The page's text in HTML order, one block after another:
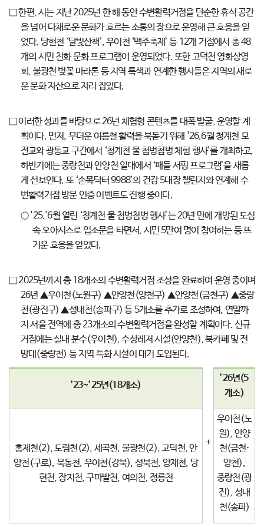
□ 한편, 시는 지난 2025년 한 해 동안 수변활력거점을 단순한 휴식 공간
을 넘어 다채로운 문화가 흐르는 소통의 장으로 운영해 큰 호응을 얻
었다. 당현천 ‘달빛산책’, 우이천 ‘맥주축제’ 등 12개 거점에서 총 48
개의 시민 친화 문화 프로그램이 운영되었다. 또한 고덕천 영화상영
회, 불광천 벚꽃 마라톤 등 지역 특색과 연계한 행사들은 지역의 새로
운 문화 자산으로 자리 잡았다.
□ 이러한 성과를 바탕으로 26년 체험형 콘텐츠를 대폭 발굴, 운영할 계
획이다. 먼저, 무더운 여름철 활력을 북돋기 위해 '26.6월 청계천 모
전교와 광통교 구간에서 ‘청계천 물 첨벙첨벙 체험 행사’를 개최하고,
하반기에는 중랑천과 안양천 일대에서 ‘패들 서핑 프로그램’을 새롭
게 선보인다. 또 ‘손목닥터 9988’의 건강 5대장 챌린지와 연계해 수
변활력거점 방문 인증 이벤트도 진행 중이다.
○ '25.'6월 열린 ‘청계천 물 첨벙첨벙 행사’는 20년 만에 개방된 도심
속 오아시스로 입소문을 타면서, 시민 5만여 명이 참여하는 등 뜨
거운 호응을 얻었다.
□ 2025년까지 총 18개소의 수변활력거점 조성을 완료하여 운영 중이며
26년 ▲우이천(노원구) ▲안양천(양천구) ▲안양천(금천구) ▲중랑
천(광진구) ▲성내천(송파구) 등 5개소를 추가로 조성하여, 연말까
지 서울 전역에 총 23개소의 수변활력거점을 완성할 계획이다. 신규
거점에는 실내 분수(우이천), 수상레저 시설(안양천), 북카페 및 전
망대(중랑천) 등 지역 특화 시설이 대거 도입된다.
’23~’25년(18개소)
+
’26년(5
개소)
홍제천(2), 도림천(2), 세곡천, 불광천(2), 고덕천, 안
양천(구로), 묵동천, 우이천(강북), 성북천, 양재천, 당
현천, 장지천, 구파발천, 여의천, 정릉천
우이천(노
원), 안양
천(금천·
양천),
중랑천(광
진), 성내
천(송파)